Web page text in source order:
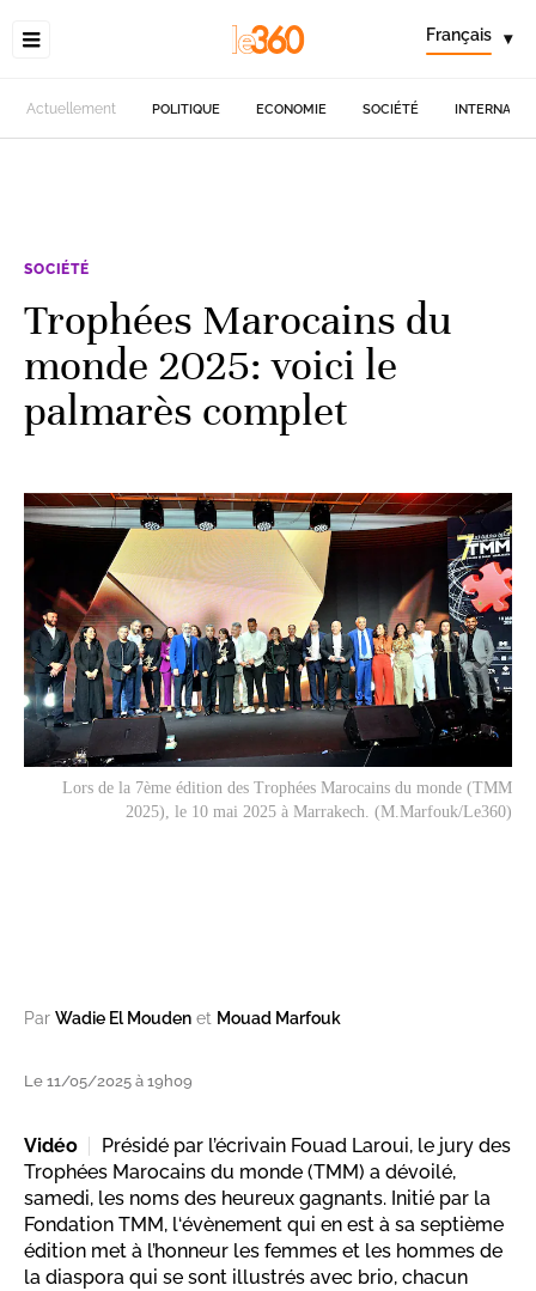
Français ▾
Actuellement POLITIQUE ECONOMIE SOCIÉTÉ
SOCIÉTÉ
Trophées Marocains du
monde 2025: voici le
palmarès complet
Lors de la 7ème édition des Trophées Marocains du monde (TMM
2025), le 10 mai 2025 à Marrakech. (M.Marfouk/Le360)
Par Wadie El Mouden et Mouad Marfouk
Le 11/05/2025 à 19h09
Vidéo
Présidé par l’écrivain Fouad Laroui, le jury des
Trophées Marocains du monde (TMM) a dévoilé,
samedi, les noms des heureux gagnants. Initié par la
Fondation TMM, l‘évènement qui en est à sa septième
édition met à l’honneur les femmes et les hommes de
la diaspora qui se sont illustrés avec brio, chacun